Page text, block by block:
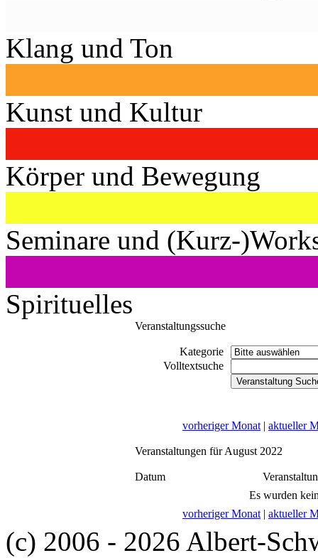
Klang und Ton
Kunst und Kultur
Körper und Bewegung
Seminare und (Kurz-
Spirituelles
Veranstaltungssuche
Kategorie
Volltextsuche
vorheriger Monat | aktueller
Veranstaltungen für August 2022
Datum
Es wurden
vorheriger Monat | aktueller
(c) 2006 - 2026 Albert-